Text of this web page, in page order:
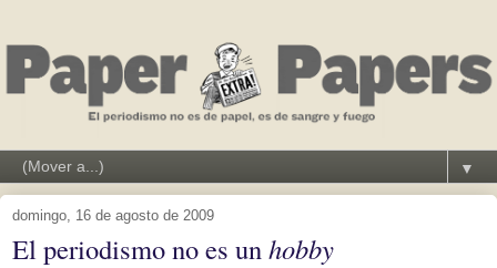
▼
domingo, 16 de agosto de 2009
El periodismo no es unhobby